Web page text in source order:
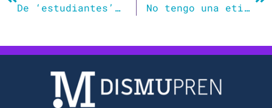
De ‘estudiantes’ a ‘amo y esclavos’: el complejo debate por un lenguaje más inclusivo en la informática
No tengo una etiqueta para definir mi orientación sexual, pero lo tengo asumido